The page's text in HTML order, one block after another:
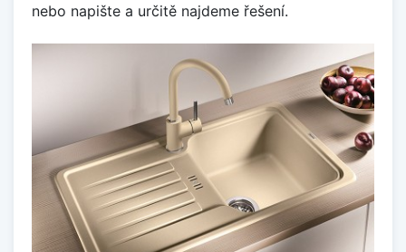
nebo napište a určitě najdeme řešení.